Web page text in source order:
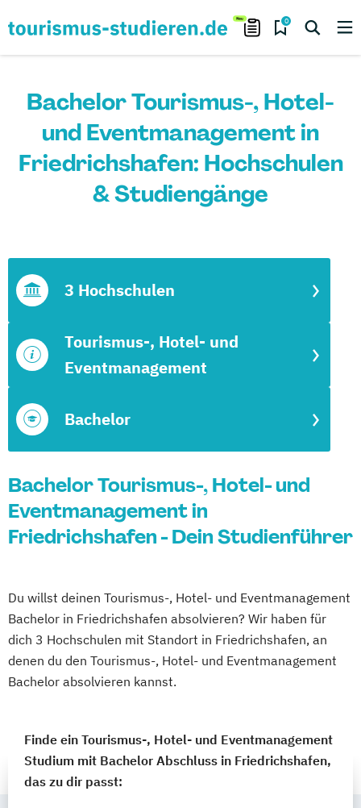
0
Bachelor Tourismus-, Hotel-
und Eventmanagement in
Friedrichshafen: Hochschulen
& Studiengänge
Bachelor
Tourismus-, Hotel- und
Eventmanagement
3 Hochschulen
Bachelor Tourismus-, Hotel- und
Eventmanagement in
Friedrichshafen - Dein Studienführer
Du willst deinen Tourismus-, Hotel- und Eventmanagement
Bachelor in Friedrichshafen absolvieren? Wir haben für
dich 3 Hochschulen mit Standort in Friedrichshafen, an
denen du den Tourismus-, Hotel- und Eventmanagement
Bachelor absolvieren kannst.
Finde ein Tourismus-, Hotel- und Eventmanagement
Studium mit Bachelor Abschluss in Friedrichshafen,
das zu dir passt: